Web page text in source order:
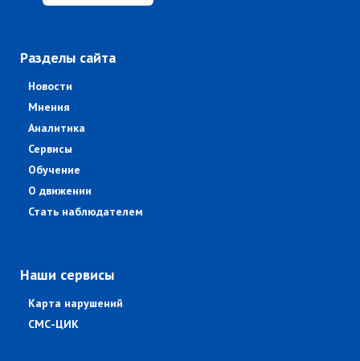
Разделы сайта
Новости
Мнения
Аналитика
Сервисы
Обучение
О движении
Стать наблюдателем
Наши сервисы
Карта нарушений
СМС-ЦИК